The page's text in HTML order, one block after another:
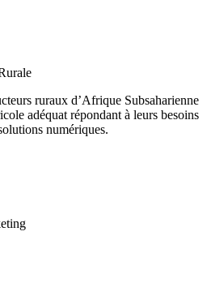
ruraux d’Afrique Subsaharienne
adéquat répondant à leurs besoins
numériques.